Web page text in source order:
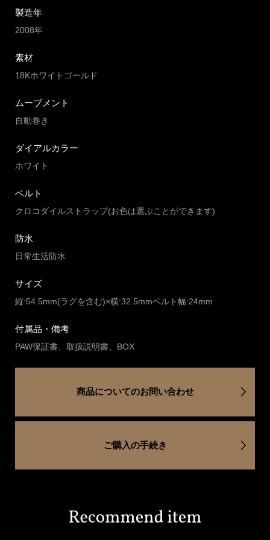
製造年
2008年
素材
18Kホワイトゴールド
ムーブメント
自動巻き
ダイアルカラー
ホワイト
ベルト
クロコダイルストラップ(お色は選ぶことができます)
防水
日常生活防水
サイズ
縦:54.5mm(ラグを含む)×横:32.5mmベルト幅:24mm
付属品・備考
PAW保証書、取扱説明書、BOX
商品についてのお問い合わせ
ご購入の手続き